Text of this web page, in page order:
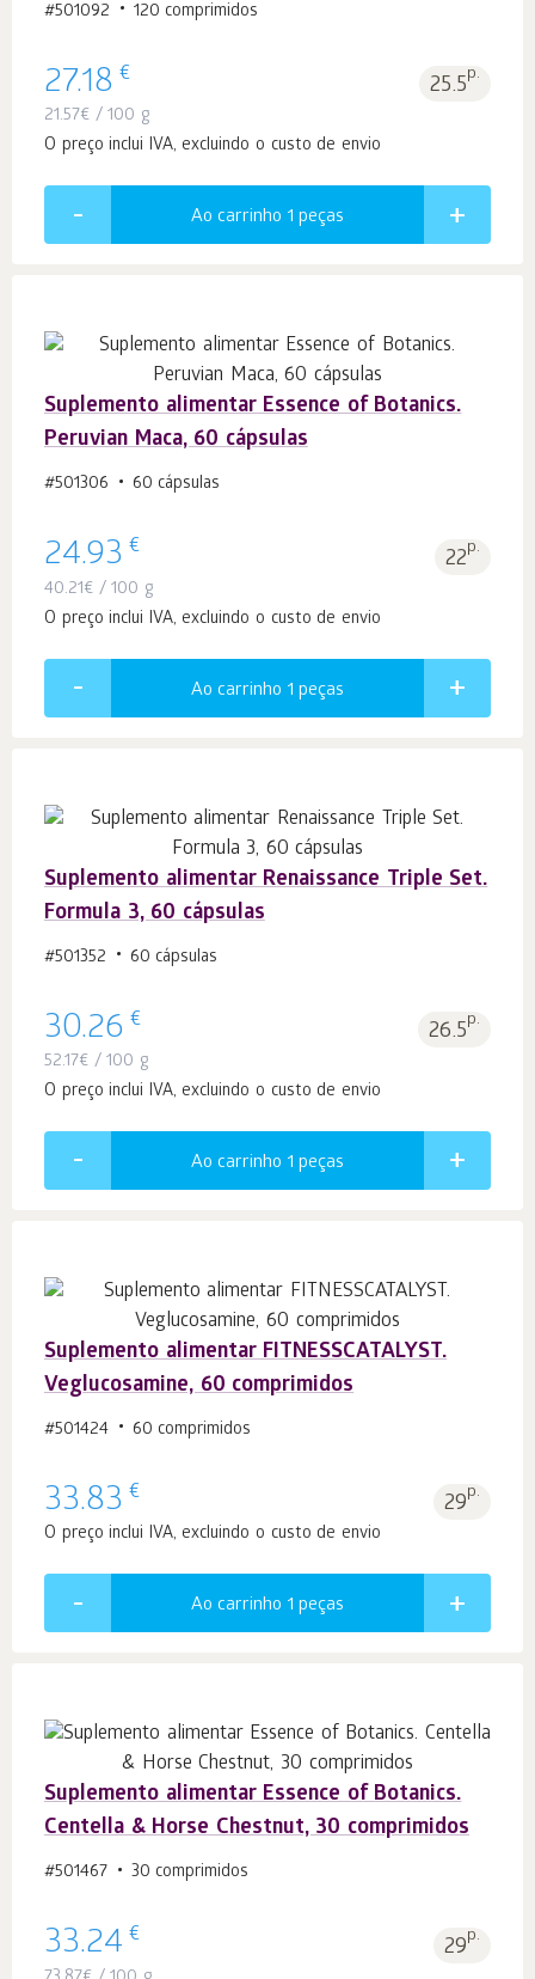
#501092 120 comprimidos
27.18 € 25.5p.
21.57€ / 100 g
O preço inclui IVA, excluindo o custo de envio
Ao carrinho 1 peças
Suplemento alimentar Essence of Botanics.
Peruvian Maca, 60 cápsulas
#501306 60 cápsulas
24.93 € 22p.
40.21€ / 100 g
O preço inclui IVA, excluindo o custo de envio
Ao carrinho 1 peças
Suplemento alimentar Renaissance Triple Set.
Formula 3, 60 cápsulas
#501352 60 cápsulas
30.26 € 26.5p.
52.17€ / 100 g
O preço inclui IVA, excluindo o custo de envio
Ao carrinho 1 peças
Suplemento alimentar FITNESSCATALYST.
Veglucosamine, 60 comprimidos
#501424 60 comprimidos
33.83 € 29p.
O preço inclui IVA, excluindo o custo de envio
Ao carrinho 1 peças
Suplemento alimentar Essence of Botanics.
Centella & Horse Chestnut, 30 comprimidos
#501467 30 comprimidos
33.24 € 29p.